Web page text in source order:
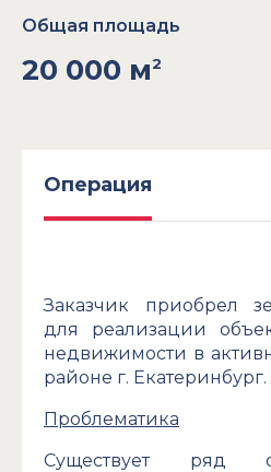
Общая площадь
20 000 м2
Операция
Заказчик приобрел
для реализации
недвижимости в
районе г. Екатеринбург.
Проблематика
Существует ряд